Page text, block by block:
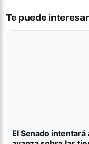
Te puede interesar
El Senado